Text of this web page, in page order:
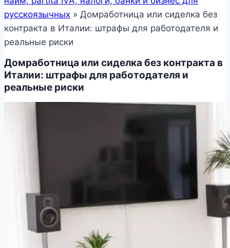
русскоязычных » Домработница или сиделка без
контракта в Италии: штрафы для работодателя и
реальные риски
Домработница или сиделка без контракта в
Италии: штрафы для работодателя и
реальные риски